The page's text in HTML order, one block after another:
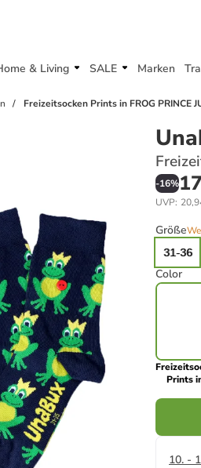
& Living SALE Marken
Freizeitsocken Prints in FROG PRINCE
-16%
UVP:
Größe
31-36
Color
Prints
10. -